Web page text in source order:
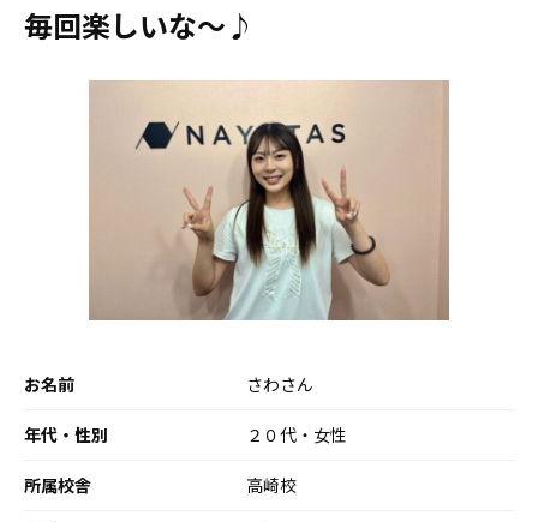
毎回楽しいな～♪
お名前 さわさん
年代・性別 ２０代・女性
所属校舎 高崎校